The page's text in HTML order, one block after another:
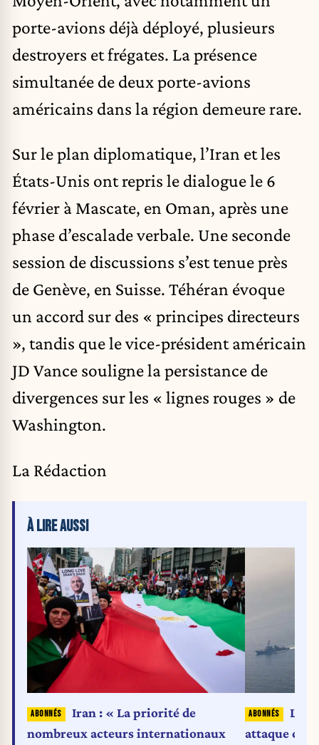
porte-avions déjà déployé, plusieurs
destroyers et frégates. La présence
simultanée de deux porte-avions
américains dans la région demeure rare.
Sur le plan diplomatique, l’Iran et les
États-Unis ont repris le dialogue le 6
février à Mascate, en Oman, après une
phase d’escalade verbale. Une seconde
session de discussions s’est tenue près
de Genève, en Suisse. Téhéran évoque
un accord sur des « principes directeurs
», tandis que le vice-président américain
JD Vance souligne la persistance de
divergences sur les « lignes rouges » de
Washington.
La Rédaction
À LIRE AUSSI
Iran : « La priorité de
nombreux acteurs internationaux
Les
attaque